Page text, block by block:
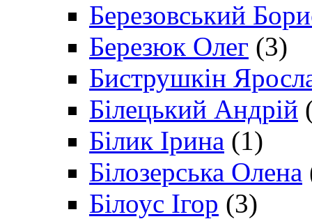
Березовський
Березюк Олег (3)
Биструшкін
Білецький Андрій
Білик Ірина (1)
Білозерська Олена
Білоус Ігор (3)